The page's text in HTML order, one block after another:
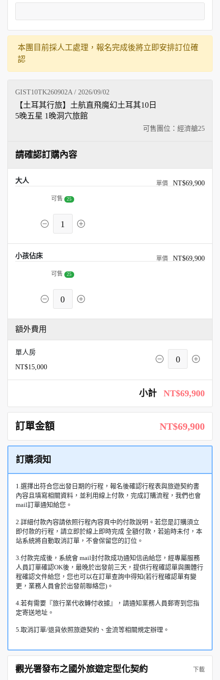
本團目前採人工處理，報名完成後將立即安排訂位確
認
GIST10TK260902A / 2026/09/02
可售團位：經濟艙25
【土耳其行旅】土航直飛魔幻土耳其10日
5晚五星 1晚洞穴旅館
請確認訂購內容
大人 NT$69,900
可售 25
1
小孩佔床 NT$69,900
可售 25
0
額外費用
單人房
NT$15,000
0
小計 NT$69,900
訂單金額 NT$69,900
訂購須知
1.選擇出符合您出發日期的行程，報名後確認行程表與旅遊契約書
內容且填寫相關資料，並利用線上付款，完成訂購流程，我們也會
mail訂單通知給您。
2.詳細付款內容請依照行程內容頁中的付款說明。若您是訂購須立
即付款的行程，請立即於線上即時完成 全額付款，若逾時未付，本
站系統將自動取消訂單，不會保留您的訂位。
3.付款完成後，系統會 mail封付款成功通知信函給您，經專屬服務
人員訂單確認OK後，最晚於出發前三天，提供行程確認單與團體行
程確認文件給您，您也可以在訂單查詢中得知(若行程確認單有變
更，業務人員會於出發前聯絡您)。
4.若有需要『旅行業代收轉付收據』，請通知業務人員郵寄到您指
定寄送地址。
5.取消訂單/退貨依照旅遊契約、金流等相關規定辦理。
觀光署發布之國外旅遊定型化契約 下載